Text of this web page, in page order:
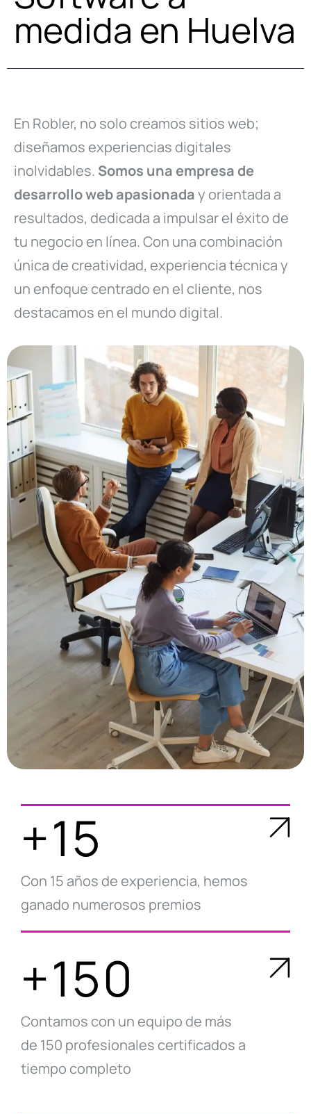
medida en Huelva
En Robler, no solo creamos sitios web;
diseñamos experiencias digitales
inolvidables. Somos una empresa de
desarrollo web apasionaday orientada a
resultados, dedicada a impulsar el éxito de
tu negocio en línea. Con una combinación
única de creatividad, experiencia técnica y
un enfoque centrado en el cliente, nos
destacamos en el mundo digital.
+15
Con 15 años de experiencia, hemos
ganado numerosos premios
+150
Contamos con un equipo de más
de 150 profesionales certificados a
tiempo completo